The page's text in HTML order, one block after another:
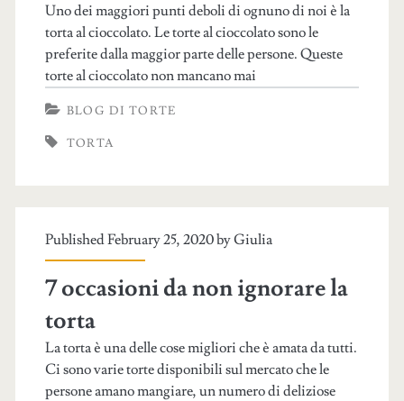
Uno dei maggiori punti deboli di ognuno di noi è la
torta al cioccolato. Le torte al cioccolato sono le
preferite dalla maggior parte delle persone. Queste
torte al cioccolato non mancano mai
BLOG DI TORTE
TORTA
Published February 25, 2020 byGiulia
7 occasioni da non ignorare la
torta
La torta è una delle cose migliori che è amata da tutti.
Ci sono varie torte disponibili sul mercato che le
persone amano mangiare, un numero di deliziose